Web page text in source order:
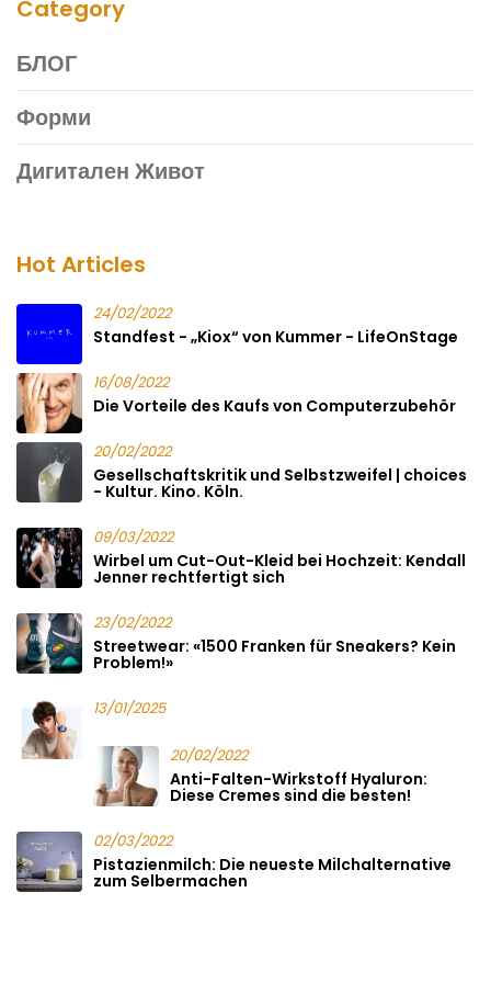
Category
БЛОГ
Форми
Дигитален Живот
Hot Articles
24/02/2022
Standfest - „Kiox“ von Kummer - LifeOnStage
16/08/2022
Die Vorteile des Kaufs von Computerzubehör
20/02/2022
Gesellschaftskritik und Selbstzweifel | choices
- Kultur. Kino. Köln.
09/03/2022
Wirbel um Cut-Out-Kleid bei Hochzeit: Kendall
Jenner rechtfertigt sich
23/02/2022
Streetwear: «1500 Franken für Sneakers? Kein
Problem!»
13/01/2025
20/02/2022
Anti-Falten-Wirkstoff Hyaluron:
Diese Cremes sind die besten!
02/03/2022
Pistazienmilch: Die neueste Milchalternative
zum Selbermachen